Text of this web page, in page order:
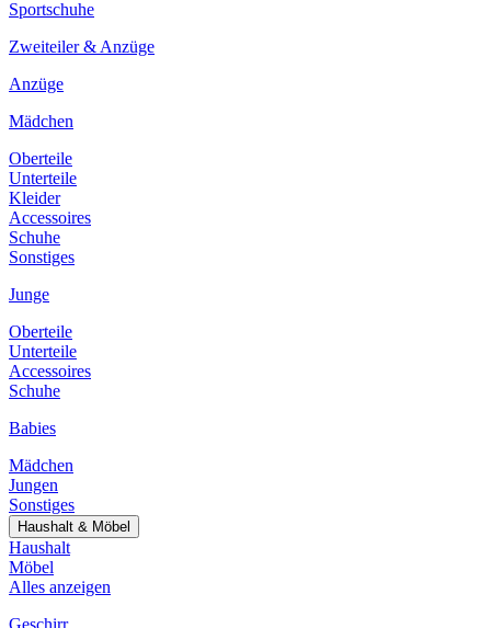
Sportschuhe
Zweiteiler & Anzüge
Anzüge
Mädchen
Oberteile
Unterteile
Kleider
Accessoires
Schuhe
Sonstiges
Junge
Oberteile
Unterteile
Accessoires
Schuhe
Babies
Mädchen
Jungen
Sonstiges
Haushalt & Möbel
Haushalt
Möbel
Alles anzeigen
Geschirr